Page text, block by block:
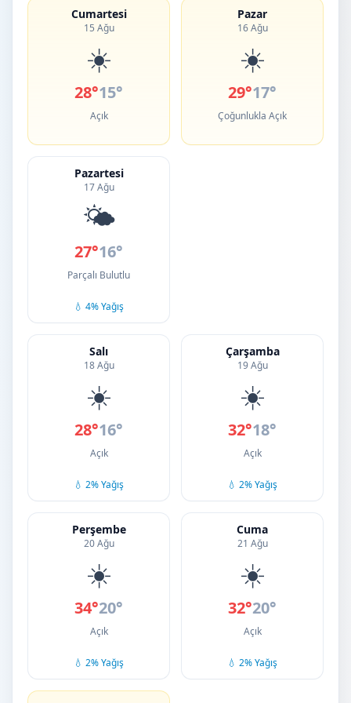
Cumartesi
15 Ağu
☀️
28°15°
Açık
Pazar
16 Ağu
☀️
29°17°
Çoğunlukla Açık
Pazartesi
17 Ağu
🌤️
27°16°
Parçalı Bulutlu
💧 4% Yağış
Salı
18 Ağu
☀️
28°16°
Açık
💧 2% Yağış
Çarşamba
19 Ağu
☀️
32°18°
Açık
💧 2% Yağış
Perşembe
20 Ağu
☀️
34°20°
Açık
💧 2% Yağış
Cuma
21 Ağu
☀️
32°20°
Açık
💧 2% Yağış